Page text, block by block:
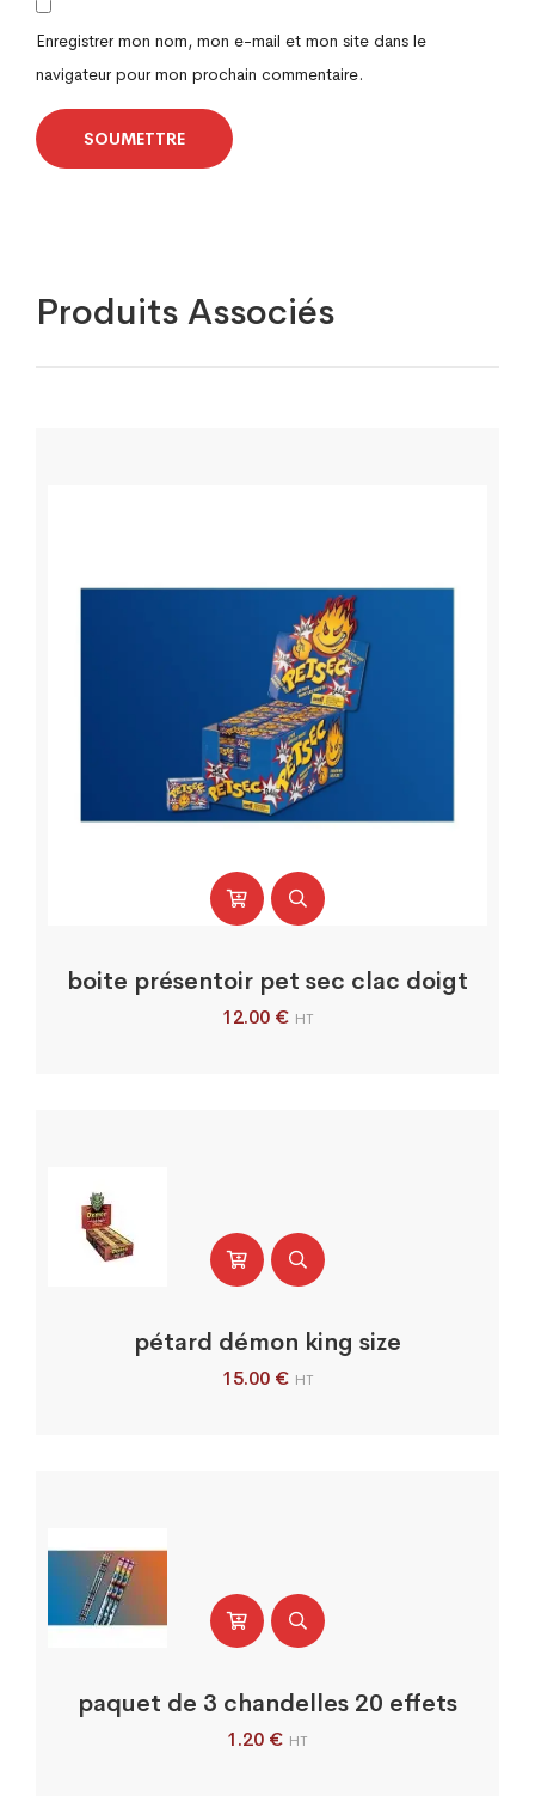
Enregistrer mon nom, mon e-mail et mon site dans le
navigateur pour mon prochain commentaire.
Produits Associés
boite présentoir pet sec clac doigt
12.00 € HT
pétard démon king size
15.00 € HT
paquet de 3 chandelles 20 effets
1.20 € HT